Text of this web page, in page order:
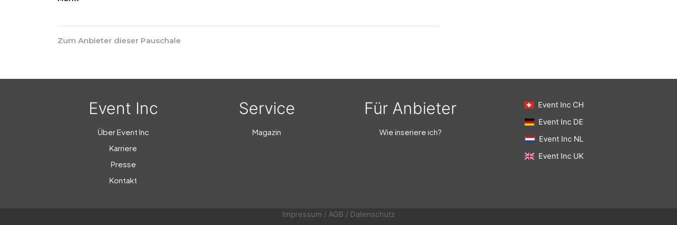
Zum Anbieter dieser Pauschale
Event Inc
Über Event Inc
Karriere
Presse
Kontakt
Service
Magazin
Für Anbieter
Wie inseriere ich?
Event Inc CH
Event Inc DE
Event Inc NL
Event Inc UK
Impressum / AGB / Datenschutz